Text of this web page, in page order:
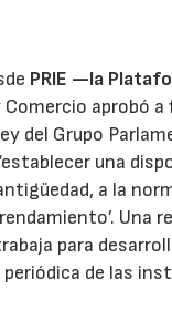
PRIE —la
aprobó
del Grupo
una
a la
Una
para
de las